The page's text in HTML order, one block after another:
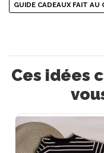
GUIDE CADEAUX FAIT AU
Ces idées